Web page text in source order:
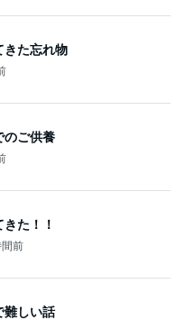
きた忘れ物
のご供養
た！！
前
難しい話